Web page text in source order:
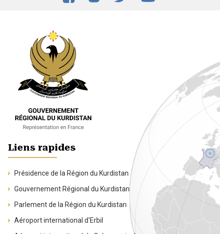
Liens rapides
Présidence de la Région du Kurdistan
Gouvernement Régional du Kurdistan
Parlement de la Région du Kurdistan
Aéroport international d'Erbil